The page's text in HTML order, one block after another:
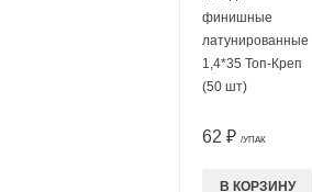
финишные
латунированные
1,4*35 Топ-Креп
(50 шт)
62 ₽ /УПАК
В КОРЗИНУ